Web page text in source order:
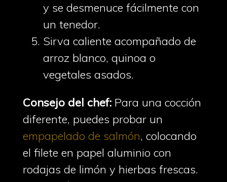
y se desmenuce fácilmente con
un tenedor.
Sirva caliente acompañado de
arroz blanco, quinoa o
vegetales asados.
Consejo del chef: Para una cocción
diferente, puedes probar un
empapelado de salmón, colocando
el filete en papel aluminio con
rodajas de limón y hierbas frescas.